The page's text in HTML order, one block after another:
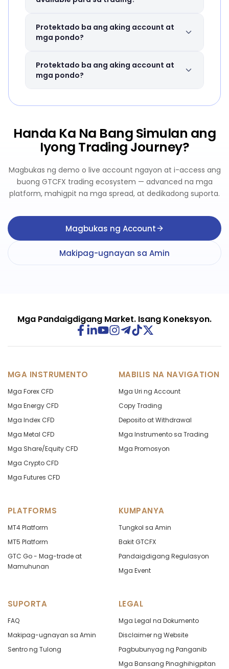
Nag-aalok ang GTCFX ng flexible na mga
opsyon sa leverage hanggang 1:2000
instrument, at regulatory region.
Mangyaring sumangguni sa aming leverage
page para sa buong detalye.
Protektado ba ang aking account at
mga pondo?
Oo. Inilalagay ang mga pondo ng kliyente
sa mga segregated account sa mga top-
kaligtasan ng iyong mga pondo.
Protektado ba ang aking account at
mga pondo?
Sinusubaybayan ng aming risk
management team ang mga account
24/7.
Handa Ka Na Bang Simulan ang
Iyong Trading Journey?
Magbukas ng demo o live account ngayon at i-access ang
buong GTCFX trading ecosystem — advanced na mga
platform, mahigpit na mga spread, at dedikadong suporta.
Magbukas ng Account
Makipag-ugnayan sa Amin
Mga Pandaigdigang Market. Isang Koneksyon.
MGA INSTRUMENTO
Mga Forex CFD
Mga Energy CFD
Mga Index CFD
Mga Metal CFD
Mga Share/Equity CFD
Mga Crypto CFD
Mga Futures CFD
MABILIS NA NAVIGATION
Mga Uri ng Account
Copy Trading
Deposito at Withdrawal
Mga Instrumento sa Trading
Mga Promosyon
PLATFORMS
MT4 Platform
MT5 Platform
GTC Go - Mag-trade at
Mamuhunan
KUMPANYA
Tungkol sa Amin
Bakit GTCFX
Pandaigdigang Regulasyon
Mga Event
SUPORTA
FAQ
Makipag-ugnayan sa Amin
Sentro ng Tulong
LEGAL
Mga Legal na Dokumento
Disclaimer ng Website
Pagbubunyag ng Panganib
Mga Bansang Pinaghihigpitan